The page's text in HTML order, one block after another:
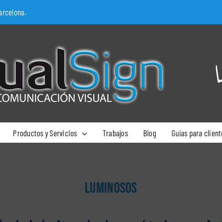
Productos y Servicios Trabajos Blog Guías para
LUMINOSOS